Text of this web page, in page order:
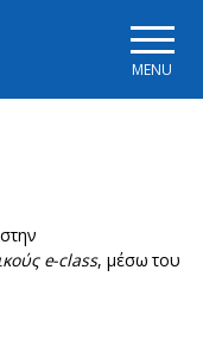
MENU
e-class, μέσω του